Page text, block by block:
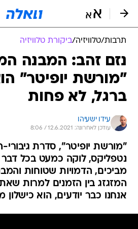
תרבות/טלוויזיה/ביקורת טלוויזיה
נזם זהב: המבנה
"מורשת יופיטר"
ברגל, לא פחות
עידו ישעיהו
עודכן לאחרונה: 12.6.2021 / 8:06
"מורשת יופיטר", סדרת
נטפליקס, לוקה כמעט בכל דבר
מביכים, הדמויות שטוחות
המזגזג בין הזמנים למרות
אנחנו כבר יודעים, הוא כישלון